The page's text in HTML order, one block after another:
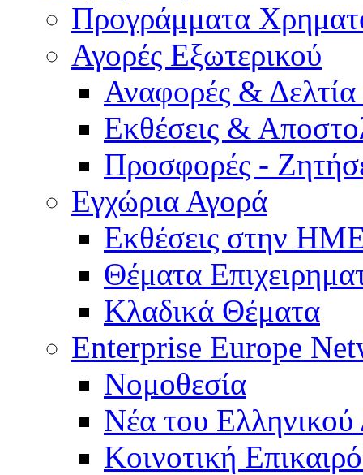
Προγράμματα
Αγορές Εξωτερικού
Αναφορές &
Εκθέσεις &
Προσφορές -
Εγχώρια Αγορά
Εκθέσεις στην
Θέματα
Κλαδικά Θέματα
Enterprise Europe
Νομοθεσία
Νέα του Ελληνικού
Κοινοτική